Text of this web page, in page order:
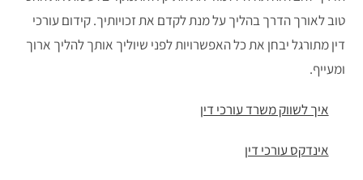
טוב לאורך הדרך בהליך על מנת לקדם את זכויותיך. קידום עורכי
דין מתורגל יבחן את כל האפשרויות לפני שיוליך אותך להליך ארוך
ומעייף.
איך לשווק משרד עורכי דין
אינדקס עורכי דין